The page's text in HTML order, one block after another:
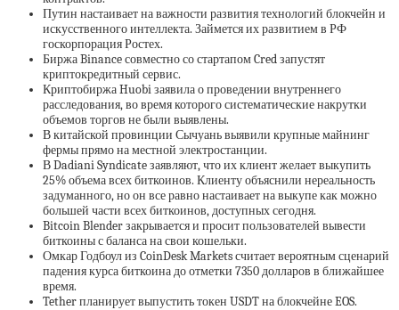
Путин настаивает на важности развития технологий блокчейн и
искусственного интеллекта. Займется их развитием в РФ
госкорпорация Ростех.
Биржа Binance совместно со стартапом Cred запустят
криптокредитный сервис.
Криптобиржа Huobi заявила о проведении внутреннего
расследования, во время которого систематические накрутки
объемов торгов не были выявлены.
В китайской провинции Сычуань выявили крупные майнинг
фермы прямо на местной электростанции.
В Dadiani Syndicate заявляют, что их клиент желает выкупить
25% объема всех биткоинов. Клиенту объяснили нереальность
задуманного, но он все равно настаивает на выкупе как можно
большей части всех биткоинов, доступных сегодня.
Bitcoin Blender закрывается и просит пользователей вывести
биткоины с баланса на свои кошельки.
Омкар Годбоул из CoinDesk Markets считает вероятным сценарий
падения курса биткоина до отметки 7350 долларов в ближайшее
время.
Tether планирует выпустить токен USDT на блокчейне EOS.